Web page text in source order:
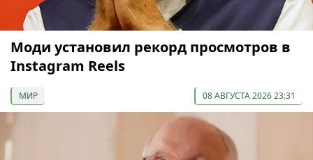
Моди установил рекорд просмотров в
Instagram Reels
МИР 08 АВГУСТА 2026 23:31